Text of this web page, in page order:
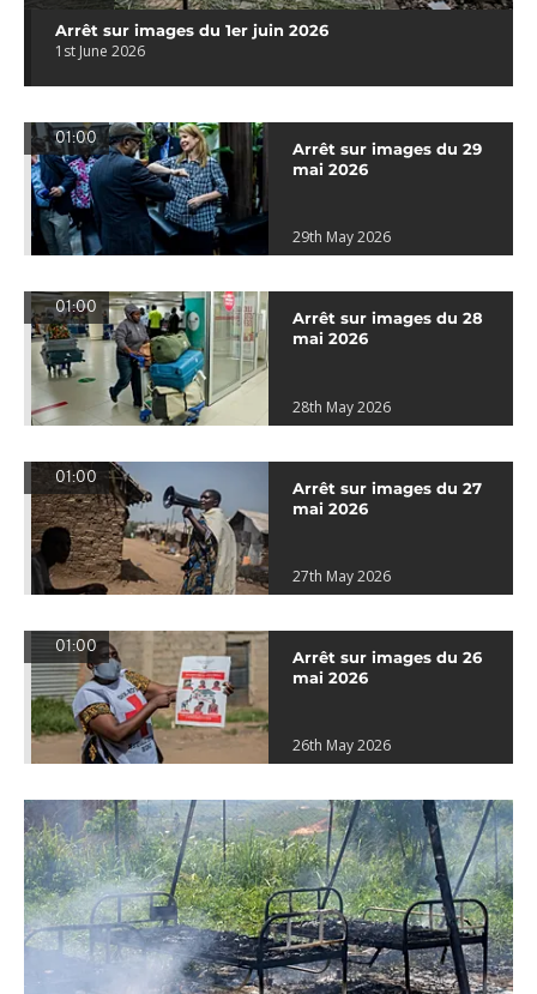
Arrêt sur images du 1er juin 2026
1st June 2026
01:00
Arrêt sur images du 29
mai 2026
29th May 2026
01:00
Arrêt sur images du 28
mai 2026
28th May 2026
01:00
Arrêt sur images du 27
mai 2026
27th May 2026
01:00
Arrêt sur images du 26
mai 2026
26th May 2026